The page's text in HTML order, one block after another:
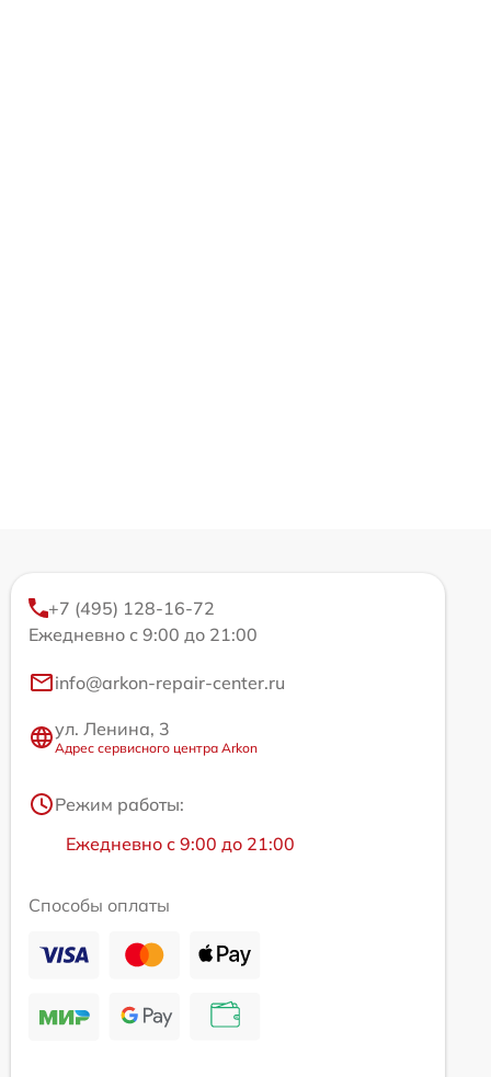
+7 (495) 128-16-72
Ежедневно с 9:00 до 21:00
info@arkon-repair-center.ru
ул. Ленина, 3
Адрес сервисного центра Arkon
Режим работы:
Ежедневно с 9:00 до 21:00
Способы оплаты